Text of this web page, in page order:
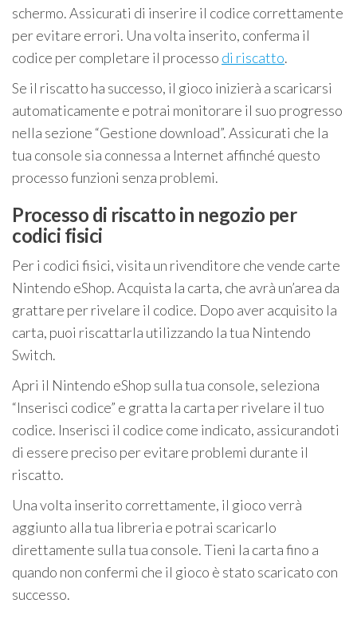
schermo. Assicurati di inserire il codice correttamente
per evitare errori. Una volta inserito, conferma il
codice per completare il processo di riscatto.
Se il riscatto ha successo, il gioco inizierà a scaricarsi
automaticamente e potrai monitorare il suo progresso
nella sezione “Gestione download”. Assicurati che la
tua console sia connessa a Internet affinché questo
processo funzioni senza problemi.
Processo di riscatto in negozio per
codici fisici
Per i codici fisici, visita un rivenditore che vende carte
Nintendo eShop. Acquista la carta, che avrà un’area da
grattare per rivelare il codice. Dopo aver acquisito la
carta, puoi riscattarla utilizzando la tua Nintendo
Switch.
Apri il Nintendo eShop sulla tua console, seleziona
“Inserisci codice” e gratta la carta per rivelare il tuo
codice. Inserisci il codice come indicato, assicurandoti
di essere preciso per evitare problemi durante il
riscatto.
Una volta inserito correttamente, il gioco verrà
aggiunto alla tua libreria e potrai scaricarlo
direttamente sulla tua console. Tieni la carta fino a
quando non confermi che il gioco è stato scaricato con
successo.